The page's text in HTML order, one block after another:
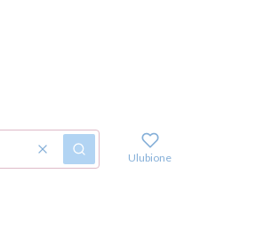
WyczyśćSzukaj Ulubione